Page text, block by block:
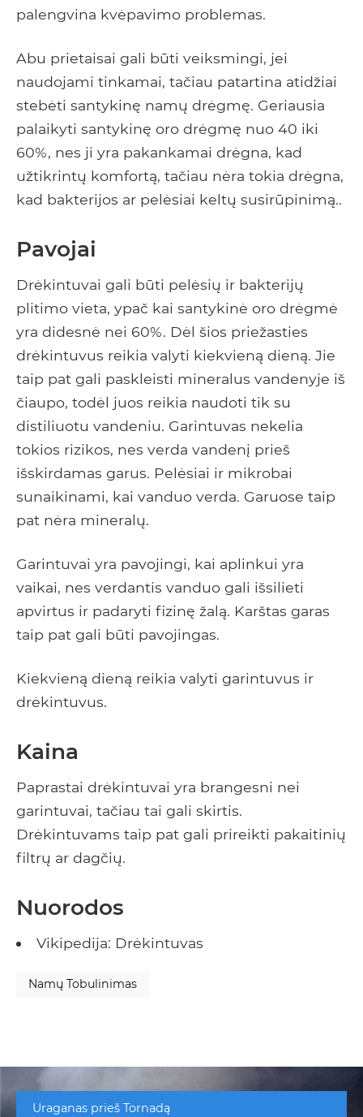
palengvina kvėpavimo problemas.
Abu prietaisai gali būti veiksmingi, jei
naudojami tinkamai, tačiau patartina atidžiai
stebėti santykinę namų drėgmę. Geriausia
palaikyti santykinę oro drėgmę nuo 40 iki
60%, nes ji yra pakankamai drėgna, kad
užtikrintų komfortą, tačiau nėra tokia drėgna,
kad bakterijos ar pelėsiai keltų susirūpinimą..
Pavojai
Drėkintuvai gali būti pelėsių ir bakterijų
plitimo vieta, ypač kai santykinė oro drėgmė
yra didesnė nei 60%. Dėl šios priežasties
drėkintuvus reikia valyti kiekvieną dieną. Jie
taip pat gali paskleisti mineralus vandenyje iš
čiaupo, todėl juos reikia naudoti tik su
distiliuotu vandeniu. Garintuvas nekelia
tokios rizikos, nes verda vandenį prieš
išskirdamas garus. Pelėsiai ir mikrobai
sunaikinami, kai vanduo verda. Garuose taip
pat nėra mineralų.
Garintuvai yra pavojingi, kai aplinkui yra
vaikai, nes verdantis vanduo gali išsilieti
apvirtus ir padaryti fizinę žalą. Karštas garas
taip pat gali būti pavojingas.
Kiekvieną dieną reikia valyti garintuvus ir
drėkintuvus.
Kaina
Paprastai drėkintuvai yra brangesni nei
garintuvai, tačiau tai gali skirtis.
Drėkintuvams taip pat gali prireikti pakaitinių
filtrų ar dagčių.
Nuorodos
Vikipedija: Drėkintuvas
Namų Tobulinimas
Uraganas prieš Tornadą